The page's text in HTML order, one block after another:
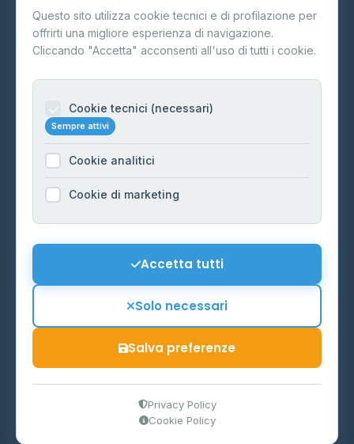
FAQ
Contatti
Informazioni legali
Cookie Policy
Preferenze Cookie
Mappa del sito
P.IVA 03859300364
Ministero delle Imprese e del Made in Italy
Questo sito utilizza cookie tecnici e di profilazione per
offrirti una migliore esperienza di navigazione.
Cliccando "Accetta" acconsenti all'uso di tutti i cookie.
Cookie tecnici (necessari)
Sempre attivi
Cookie analitici
Cookie di marketing
Accetta tutti
Solo necessari
Salva preferenze
Privacy Policy
Cookie Policy